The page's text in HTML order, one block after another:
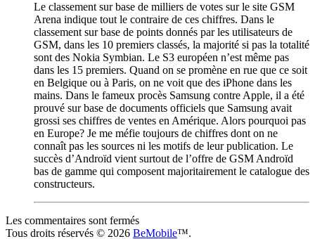
Le classement sur base de milliers de votes sur le site GSM
Arena indique tout le contraire de ces chiffres. Dans le
classement sur base de points donnés par les utilisateurs de
GSM, dans les 10 premiers classés, la majorité si pas la totalité
sont des Nokia Symbian. Le S3 européen n’est même pas
dans les 15 premiers. Quand on se promène en rue que ce soit
en Belgique ou à Paris, on ne voit que des iPhone dans les
mains. Dans le fameux procès Samsung contre Apple, il a été
prouvé sur base de documents officiels que Samsung avait
grossi ses chiffres de ventes en Amérique. Alors pourquoi pas
en Europe? Je me méfie toujours de chiffres dont on ne
connaît pas les sources ni les motifs de leur publication. Le
succès d’Androïd vient surtout de l’offre de GSM Androïd
bas de gamme qui composent majoritairement le catalogue des
constructeurs.
Les commentaires sont fermés
Tous droits réservés © 2026 BeMobile™.